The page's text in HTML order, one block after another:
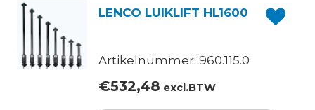
LENCO LUIKLIFT HL1600
Artikelnummer: 960.115.0
€532,48 excl.BTW